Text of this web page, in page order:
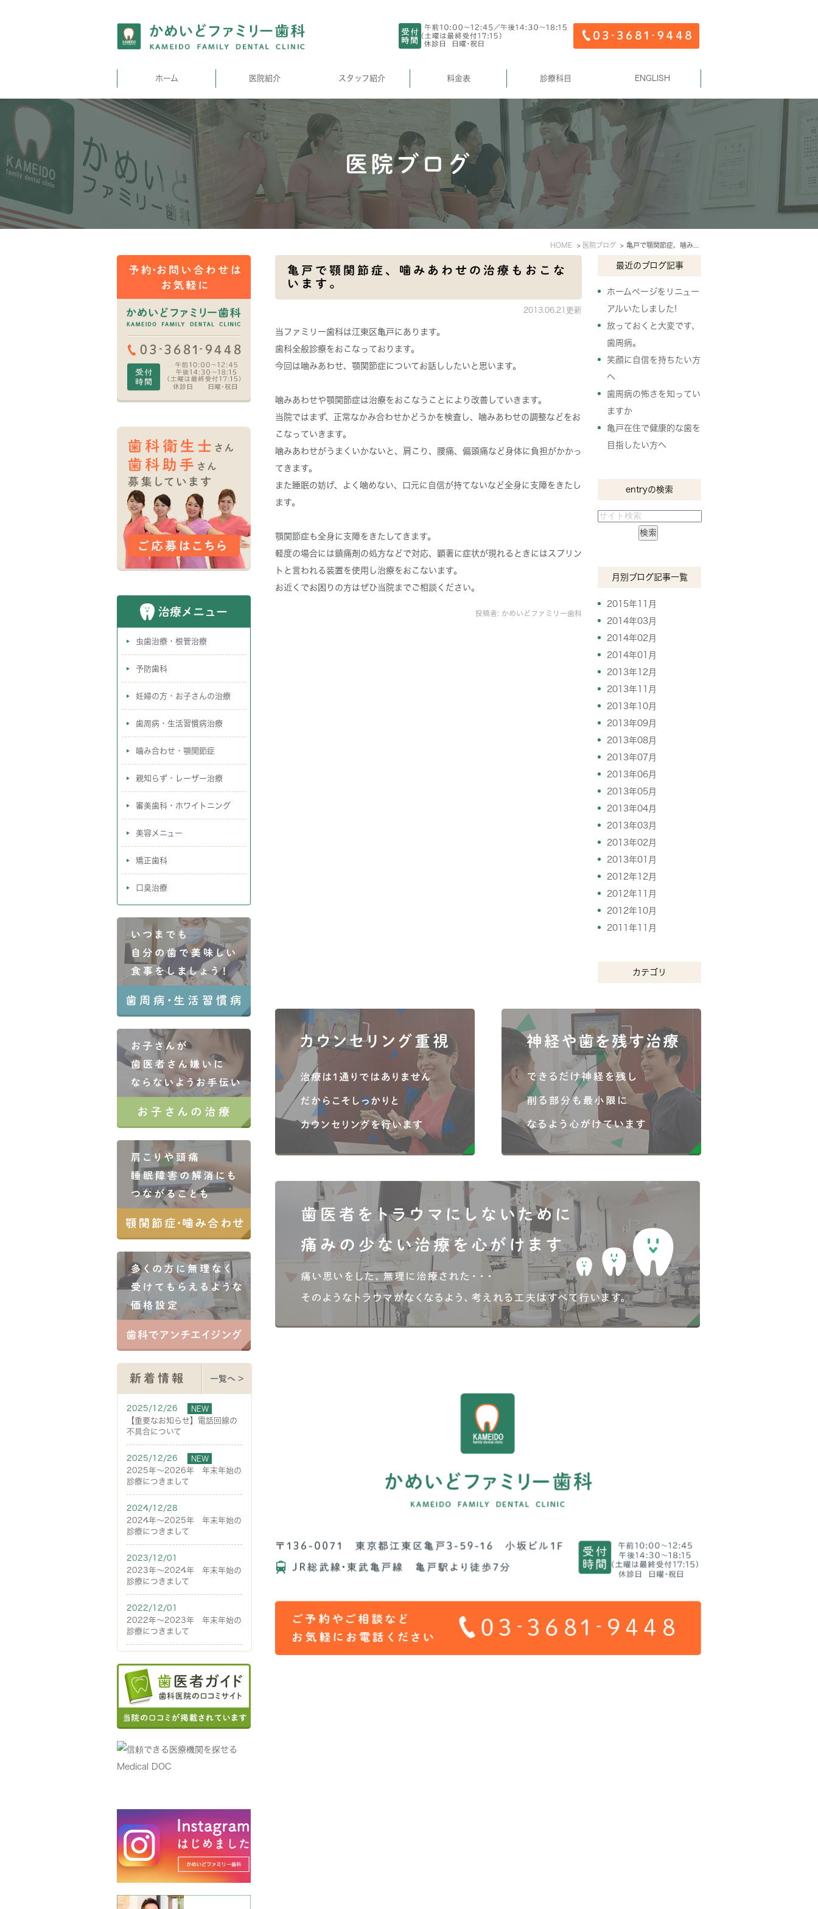
ホーム 医院紹介 スタッフ紹介 料金表 診療科目 ENGLISH
医院ブログ
HOME 医院ブログ 亀戸で顎関節症、噛みあわせの治療もおこないます。
亀戸で顎関節症、噛みあわせの治療もおこな
います。
2013.06.21更新
当ファミリー歯科は江東区亀戸にあります。
歯科全般診療をおこなっております。
今回は噛みあわせ、顎関節症についてお話ししたいと思います。
噛みあわせや顎関節症は治療をおこなうことにより改善していきます。
当院ではまず、正常なかみ合わせかどうかを検査し、噛みあわせの調整などをお
こなっていきます。
噛みあわせがうまくいかないと、肩こり、腰痛、偏頭痛など身体に負担がかかっ
てきます。
また睡眠の妨げ、よく噛めない、口元に自信が持てないなど全身に支障をきたし
ます。
顎関節症も全身に支障をきたしてきます。
軽度の場合には鎮痛剤の処方などで対応、顕著に症状が現れるときにはスプリン
トと言われる装置を使用し治療をおこないます。
お近くでお困りの方はぜひ当院までご相談ください。
投稿者: かめいどファミリー歯科
最近のブログ記事
ホームページをリニュー
アルいたしました!
放っておくと大変です、
歯周病。
笑顔に自信を持ちたい方
へ
歯周病の怖さを知ってい
ますか
亀戸在住で健康的な歯を
目指したい方へ
entryの検索
月別ブログ記事一覧
2015年11月
2014年03月
2014年02月
2014年01月
2013年12月
2013年11月
2013年10月
2013年09月
2013年08月
2013年07月
2013年06月
2013年05月
2013年04月
2013年03月
2013年02月
2013年01月
2012年12月
2012年11月
2012年10月
2011年11月
カテゴリ
治療メニュー
虫歯治療・根管治療
予防歯科
妊婦の方・お子さんの治療
歯周病・生活習慣病治療
噛み合わせ・顎関節症
親知らず・レーザー治療
審美歯科・ホワイトニング
美容メニュー
矯正歯科
口臭治療
新着情報 一覧へ >
2025/12/26 NEW
【重要なお知らせ】電話回線の
不具合について
2025/12/26 NEW
2025年～2026年 年末年始の
診療につきまして
2024/12/28
2024年～2025年 年末年始の
診療につきまして
2023/12/01
2023年～2024年 年末年始の
診療につきまして
2022/12/01
2022年～2023年 年末年始の
診療につきまして